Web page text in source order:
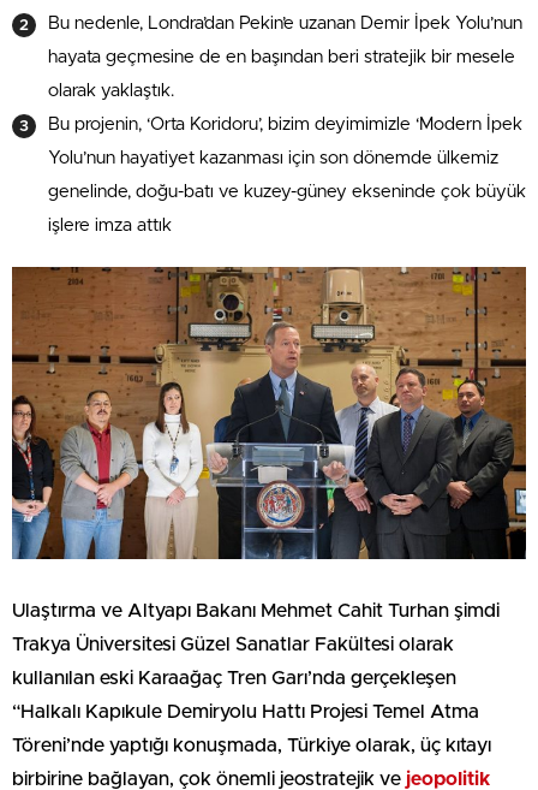
Bu nedenle, Londra’dan Pekin’e uzanan Demir İpek Yolu’nun
hayata geçmesine de en başından beri stratejik bir mesele
olarak yaklaştık.
Bu projenin, ‘Orta Koridoru’, bizim deyimimizle ‘Modern İpek
Yolu’nun hayatiyet kazanması için son dönemde ülkemiz
genelinde, doğu-batı ve kuzey-güney ekseninde çok büyük
işlere imza attık
Ulaştırma ve Altyapı Bakanı Mehmet Cahit Turhan şimdi
Trakya Üniversitesi Güzel Sanatlar Fakültesi olarak
kullanılan eski Karaağaç Tren Garı’nda gerçekleşen
“Halkalı Kapıkule Demiryolu Hattı Projesi Temel Atma
Töreni’nde yaptığı konuşmada, Türkiye olarak, üç kıtayı
birbirine bağlayan, çok önemli jeostratejik ve jeopolitik